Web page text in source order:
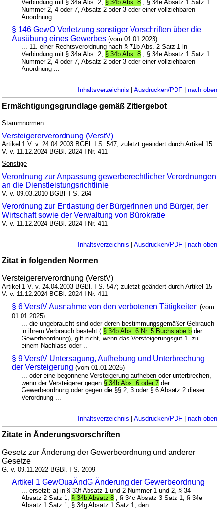
Verbindung mit § 34a Abs. 2, § 34b Abs. 8 , § 34e Absatz 1 Satz 1
Nummer 2, 4 oder 7, Absatz 2 oder 3 oder einer vollziehbaren
Anordnung ...
§ 146 GewO Verletzung sonstiger Vorschriften über die
Ausübung eines Gewerbes (vom 01.01.2023)
... 11. einer Rechtsverordnung nach § 71b Abs. 2 Satz 1 in
Verbindung mit § 34a Abs. 2, § 34b Abs. 8 , § 34e Absatz 1 Satz 1
Nummer 2, 4 oder 7, Absatz 2 oder 3 oder einer vollziehbaren
Anordnung ...
Inhaltsverzeichnis Ausdrucken/PDF| nach oben
Ermächtigungsgrundlage gemäß Zitiergebot
Stammnormen
Versteigererverordnung (VerstV)
Artikel 1 V. v. 24.04.2003 BGBl. I S. 547; zuletzt geändert durch Artikel 15
V. v. 11.12.2024 BGBl. 2024 I Nr. 411
Sonstige
Verordnung zur Anpassung gewerberechtlicher Verordnungen
an die Dienstleistungsrichtlinie
V. v. 09.03.2010 BGBl. I S. 264
Verordnung zur Entlastung der Bürgerinnen und Bürger, der
Wirtschaft sowie der Verwaltung von Bürokratie
V. v. 11.12.2024 BGBl. 2024 I Nr. 411
Inhaltsverzeichnis Ausdrucken/PDF| nach oben
Zitat in folgenden Normen
Versteigererverordnung (VerstV)
Artikel 1 V. v. 24.04.2003 BGBl. I S. 547; zuletzt geändert durch Artikel 15
V. v. 11.12.2024 BGBl. 2024 I Nr. 411
§ 6 VerstV Ausnahme von den verbotenen Tätigkeiten (vom
01.01.2025)
... die ungebraucht sind oder deren bestimmungsgemäßer Gebrauch
in ihrem Verbrauch besteht ( § 34b Abs. 6 Nr. 5 Buchstabe b der
Gewerbeordnung), gilt nicht, wenn das Versteigerungsgut 1. zu
einem Nachlass oder ...
§ 9 VerstV Untersagung, Aufhebung und Unterbrechung
der Versteigerung (vom 01.01.2025)
... oder eine begonnene Versteigerung aufheben oder unterbrechen,
wenn der Versteigerer gegen § 34b Abs. 6 oder 7 der
Gewerbeordnung oder gegen die §§ 2, 3 oder § 6 Absatz 2 dieser
Verordnung ...
Inhaltsverzeichnis Ausdrucken/PDF| nach oben
Zitate in Änderungsvorschriften
Gesetz zur Änderung der Gewerbeordnung und anderer
Gesetze
G. v. 09.11.2022 BGBl. I S. 2009
Artikel 1 GewOuaÄndG Änderung der Gewerbeordnung
... ersetzt: a) in § 33f Absatz 1 und 2 Nummer 1 und 2, § 34
Absatz 2 Satz 1, § 34b Absatz 8 , § 34c Absatz 3 Satz 1, § 34e
Absatz 1 Satz 1, § 34g Absatz 1 Satz 1, den ...